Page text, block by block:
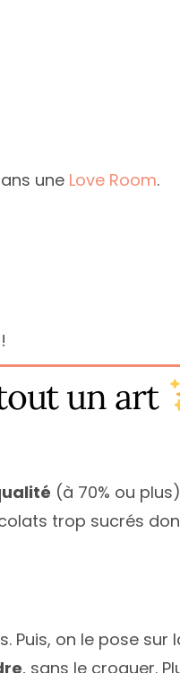
une Love Room.
!
un art
(à 70% ou
trop sucrés
Puis, on le pose sur
, sans le croquer.